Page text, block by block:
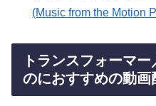
(Music from the Motion
トランスフォーマ
のにおすすめの動画